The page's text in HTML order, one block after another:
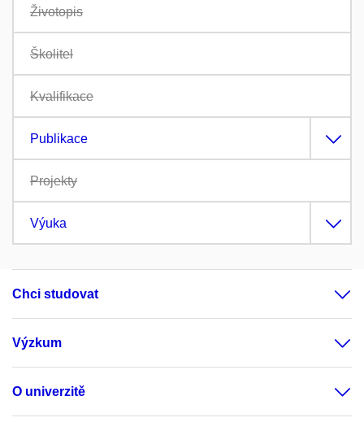
Životopis
Školitel
Kvalifikace
Publikace
Projekty
Výuka
Chci studovat
Výzkum
O univerzitě